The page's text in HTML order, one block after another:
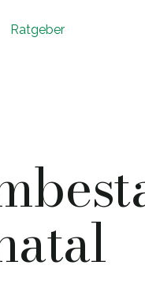
Ratgeber